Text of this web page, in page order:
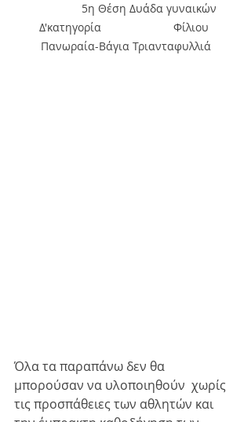
Δ'κατηγορία                       Φίλιου
Πανωραία-Βάγια Τριανταφυλλιά
Όλα τα παραπάνω δεν θα
μπορούσαν να υλοποιηθούν  χωρίς
τις προσπάθειες των αθλητών και